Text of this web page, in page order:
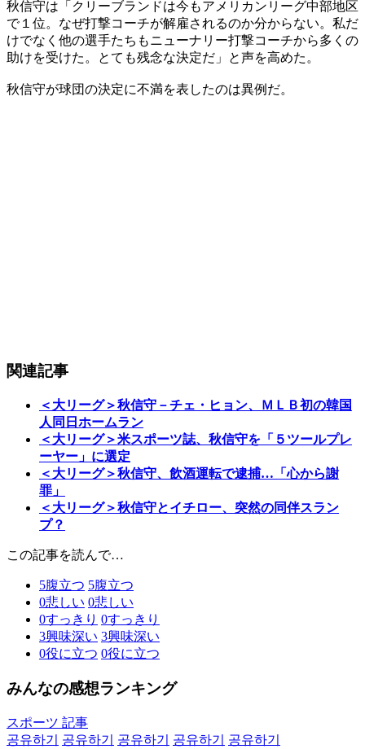
秋信守は「クリーブランドは今もアメリカンリーグ中部地区
で１位。なぜ打撃コーチが解雇されるのか分からない。私だ
けでなく他の選手たちもニューナリー打撃コーチから多くの
助けを受けた。とても残念な決定だ」と声を高めた。
秋信守が球団の決定に不満を表したのは異例だ。
関連記事
＜大リーグ＞秋信守－チェ・ヒョン、ＭＬＢ初の韓国
人同日ホームラン
＜大リーグ＞米スポーツ誌、秋信守を「５ツールプレ
ーヤー」に選定
＜大リーグ＞秋信守、飲酒運転で逮捕…「心から謝
罪」
＜大リーグ＞秋信守とイチロー、突然の同伴スラン
プ？
この記事を読んで…
5腹立つ 5腹立つ
0悲しい 0悲しい
0すっきり 0すっきり
3興味深い 3興味深い
0役に立つ 0役に立つ
みんなの感想ランキング
スポーツ 記事
공유하기
공유하기 공유하기 공유하기
공유하기